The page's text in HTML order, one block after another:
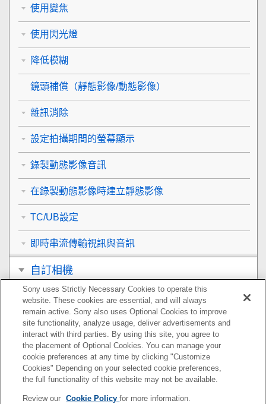
使用變焦
使用閃光燈
降低模糊
鏡頭補償 （靜態影像/動態影像）
雜訊消除
設定拍攝期間的螢幕顯示
錄製動態影像音訊
在錄製動態影像時建立靜態影像
TC/UB設定
即時串流傳輸視訊與音訊
自訂相機
觀看
變更相機設定
智慧型手機可用的功能
使用電腦
Sony uses Strictly Necessary Cookies to operate this
website. These cookies are essential, and will always
remain active. Sony also uses Optional Cookies to improve
site functionality, analyze usage, deliver advertisements and
interact with third parties. By using this site, you agree to
the placement of Optional Cookies. You can manage your
cookie preferences at any time by clicking "Customize
Cookies" Depending on your selected cookie preferences,
the full functionality of this website may not be available.
Review our Cookie Policyfor more information.